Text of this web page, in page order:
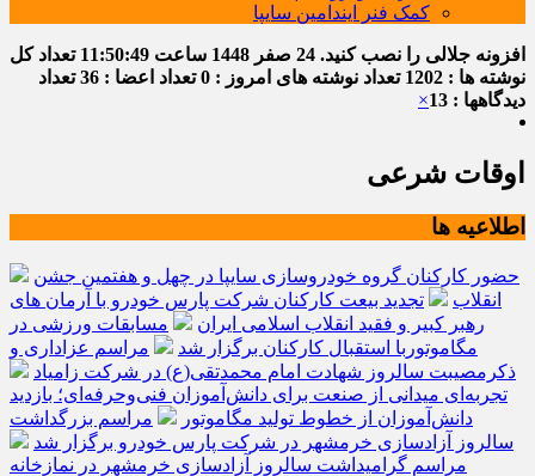
کمک فنر ایندامین سایپا
افزونه جلالی را نصب کنید. 24 صفر 1448 ساعت 11:50:50 تعداد کل
نوشته ها : 1202
تعداد نوشته های امروز : 0 تعداد اعضا : 36
تعداد
دیدگاهها : 13
×
اوقات شرعی
اطلاعیه ها
حضور کارکنان گروه خودروسازی سایپا در چهل و هفتمین جشن
انقلاب
تجدید بیعت کارکنان شرکت پارس خودرو با آرمان های
رهبر کبیر و فقید انقلاب اسلامی ایران
مسابقات ورزشی در
مگاموتوربا استقبال کارکنان برگزار شد
مراسم عزاداری و
ذکرمصیبت سالروز شهادت امام محمدتقی(ع) در شرکت زامیاد
تجربه‌ای میدانی از صنعت برای دانش‌آموزان فنی‌وحرفه‌ای؛ بازدید
دانش‌آموزان از خطوط تولید مگاموتور
مراسم بزرگداشت
سالروز آزادسازی خرمشهر در شرکت پارس خودرو برگزار شد
مراسم گرامیداشت سالروز آزادسازی خرمشهر در نمازخانه